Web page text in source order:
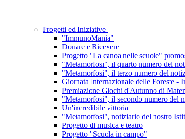
Progetti ed Iniziative
"ImmunoMania"
Donare e Ricevere
Progetto "La canoa nelle scuole"
"Metamorfosi", il quarto numero del
"Metamorfosi", il terzo numero del
Giornata Internazionale delle Foreste -
Premiazione Giochi d'Autunno di
"Metamorfosi", il secondo numero del
Un'incredibile vittoria
"Metamorfosi", notiziario del nostro
Progetto di musica e teatro
Progetto "Scuola in campo"